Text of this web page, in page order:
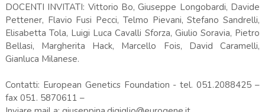
DOCENTI INVITATI: Vittorio Bo, Giuseppe Longobardi, Davide
Pettener, Flavio Fusi Pecci, Telmo Pievani, Stefano Sandrelli,
Elisabetta Tola, Luigi Luca Cavalli Sforza, Giulio Soravia, Pietro
Bellasi, Margherita Hack, Marcello Fois, David Caramelli,
Gianluca Milanese.
Contatti: European Genetics Foundation - tel. 051.2088425 –
fax 051. 5870611 –